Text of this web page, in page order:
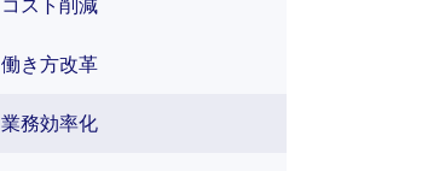
コスト削減
働き方改革
業務効率化